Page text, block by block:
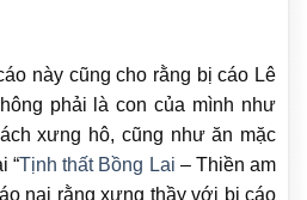
này cũng cho rằng bị cáo Lê
phải là con của mình như
xưng hô, cũng như ăn mặc
“Tịnh thất Bồng Lai – Thiền am
nại rằng xưng thầy với bị cáo